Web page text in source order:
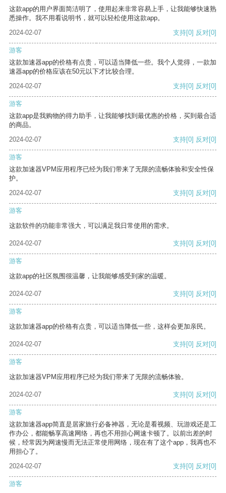
这款app的用户界面简洁明了，使用起来非常容易上手，让我能够快速熟
悉操作。我不用看说明书，就可以轻松使用这款app。
2024-02-07
支持[0] 反对[0]
游客
这款加速器app的价格有点贵，可以适当降低一些。我个人觉得，一款加
速器app的价格应该在50元以下才比较合理。
2024-02-07
支持[0] 反对[0]
游客
这款app是我购物的得力助手，让我能够找到最优惠的价格，买到最合适
的商品。
2024-02-07
支持[0] 反对[0]
游客
这款加速器VPM应用程序已经为我们带来了无限的流畅体验和安全性保
护。
2024-02-07
支持[0] 反对[0]
游客
这款软件的功能非常强大，可以满足我日常使用的需求。
2024-02-07 支持[0] 反对[0]
游客
这款app的社区氛围很温馨，让我能够感受到家的温暖。
2024-02-07 支持[0] 反对[0]
游客
这款加速器app的价格有点贵，可以适当降低一些，这样会更加亲民。
2024-02-07 支持[0] 反对[0]
游客
这款加速器VPM应用程序已经为我们带来了无限的流畅体验。
2024-02-07 支持[0] 反对[0]
游客
这款加速器app简直是居家旅行必备神器，无论是看视频、玩游戏还是工
作办公，都能畅享高速网络，再也不用担心网速卡顿了。以前出差的时
候，经常因为网速慢而无法正常使用网络，现在有了这个app，我再也不
用担心了。
2024-02-07
支持[0] 反对[0]
游客